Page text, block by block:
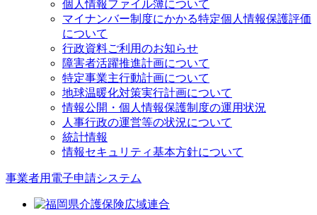
個人情報ファイル簿について
マイナンバー制度にかかる特定個人情報保護評価
について
行政資料ご利用のお知らせ
障害者活躍推進計画について
特定事業主行動計画について
地球温暖化対策実行計画について
情報公開・個人情報保護制度の運用状況
人事行政の運営等の状況について
統計情報
情報セキュリティ基本方針について
事業者用電子申請システム